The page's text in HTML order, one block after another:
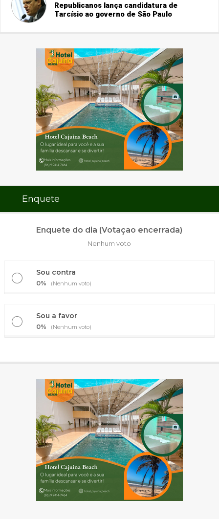
Republicanos lança candidatura de
Tarcísio ao governo de São Paulo
Enquete
Enquete do dia (Votação encerrada)
Nenhum voto
Sou contra
0% (Nenhum voto)
Sou a favor
0% (Nenhum voto)